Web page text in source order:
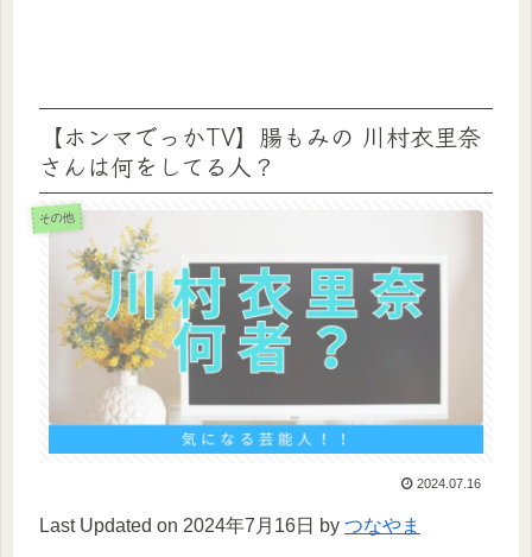
【ホンマでっかTV】腸もみの 川村衣里奈
さんは何をしてる人？
その他
2024.07.16
Last Updated on 2024年7月16日 by つなやま